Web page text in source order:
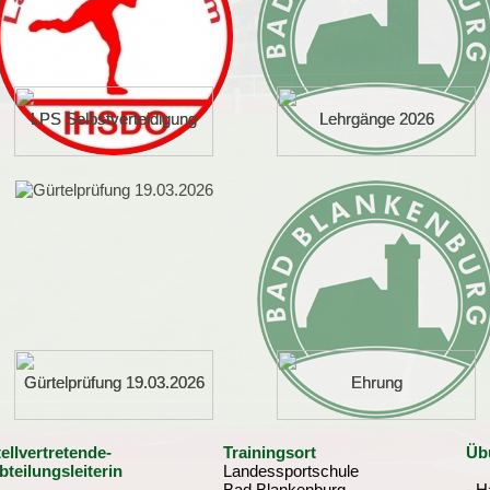
LPS Selbstverteidigung
LPS Selbstverteidigung Lehrgänge 2026
Lehrgänge 2026
Gürtelprüfung 19.03.2026
Gürtelprüfung 19.03.2026 Ehrung
Ehrung
Trainingsort
Landessportschule